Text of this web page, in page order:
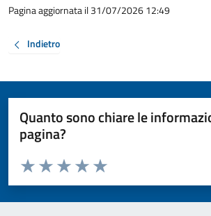
Pagina aggiornata il 31/07/2026 12:49
Indietro
Quanto sono chiare le
pagina?
Valuta da 1 a 5 stelle la pagina
Valuta 5 stelle su 5
Valuta 4 stelle su 5
Valuta 3 stelle su 5
Valuta 2 stelle su 5
Valuta 1 stelle su 5